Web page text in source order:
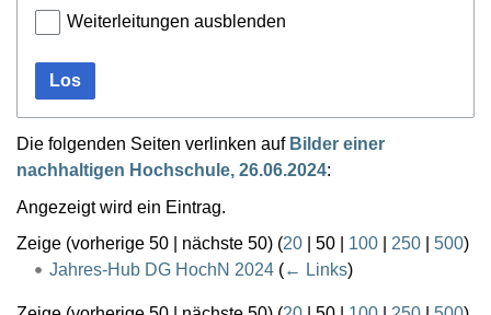
Weiterleitungen ausblenden
Los
Die folgenden Seiten verlinken auf Bilder einer
nachhaltigen Hochschule, 26.06.2024:
Angezeigt wird ein Eintrag.
Zeige (vorherige 50 nächste 50) (20 50 100 250 500)
Jahres-Hub DG HochN 2024 (← Links)